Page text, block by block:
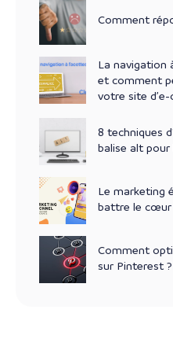
Comment
La navigation
et comment
votre site
8 techniques
balise alt
Le marketing
battre le cœur
Comment
sur Pinterest ?